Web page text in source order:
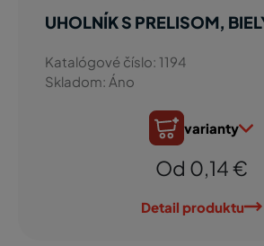
UHOLNÍK S PRELISOM,
Katalógové číslo: 1194
Skladom: Áno
varianty
Od 0,14 €
Detail produktu